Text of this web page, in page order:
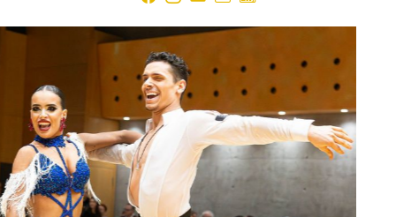
Previous